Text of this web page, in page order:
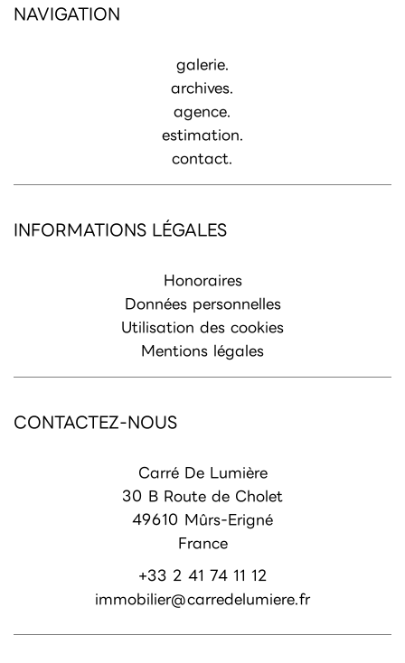
NAVIGATION
galerie.
archives.
agence.
estimation.
contact.
INFORMATIONS LÉGALES
Honoraires
Données personnelles
Utilisation des cookies
Mentions légales
CONTACTEZ-NOUS
Carré De Lumière
30 B Route de Cholet
49610 Mûrs-Erigné
France
+33 2 41 74 11 12
immobilier@carredelumiere.fr